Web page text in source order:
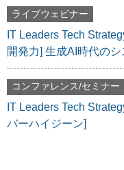
ライブウェビナー
IT Leaders Tech
開発力] 生成AI時代のシ
コンファレンス/セミナー
IT Leaders Tech
バーハイジーン]